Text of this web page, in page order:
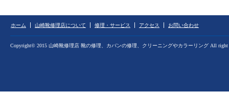
ホーム 山崎靴修理店について 修理・サービス アクセス お問い合わせ
Copyright© 2015 山崎靴修理店 靴の修理、カバンの修理、クリーニングやカラーリング All right